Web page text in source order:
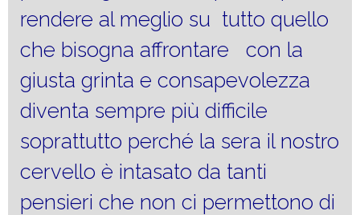
rendere al meglio su tutto quello
che bisogna affrontare con la
giusta grinta e consapevolezza
diventa sempre più difficile
soprattutto perché la sera il nostro
cervello è intasato da tanti
pensieri che non ci permettono di